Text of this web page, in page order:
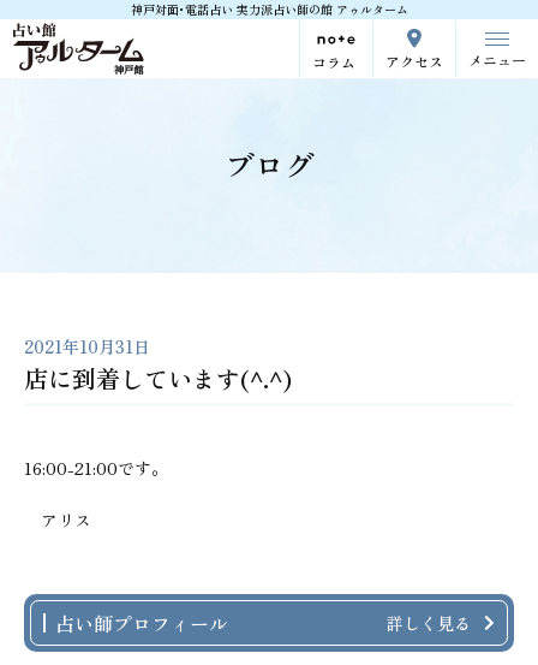
神戸対面･電話占い 実力派占い師の館 アゥルターム
コラム アクセス メニュー
ブログ
2021年10月31日
店に到着しています(^.^)
16:00-21:00です。
アリス
占い師プロフィール 詳しく見る